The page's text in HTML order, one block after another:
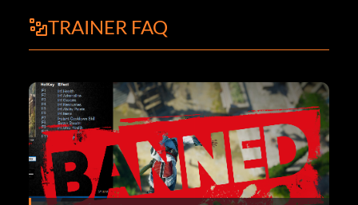
TRAINER FAQ